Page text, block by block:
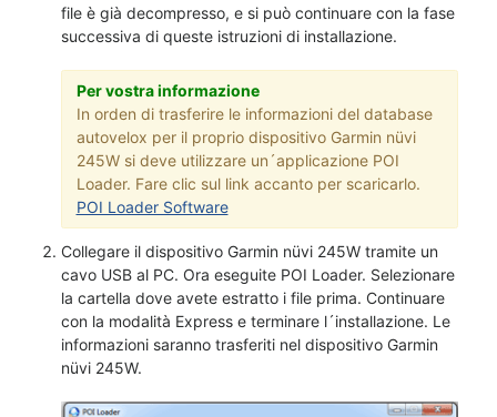
file è già decompresso, e si può continuare con la fase
successiva di queste istruzioni di installazione.
Per vostra informazione
In orden di trasferire le informazioni del database
autovelox per il proprio dispositivo Garmin nüvi
245W si deve utilizzare un´applicazione POI
Loader. Fare clic sul link accanto per scaricarlo.
POI Loader Software
Collegare il dispositivo Garmin nüvi 245W tramite un
cavo USB al PC. Ora eseguite POI Loader. Selezionare
la cartella dove avete estratto i file prima. Continuare
con la modalità Express e terminare l´installazione. Le
informazioni saranno trasferiti nel dispositivo Garmin
nüvi 245W.